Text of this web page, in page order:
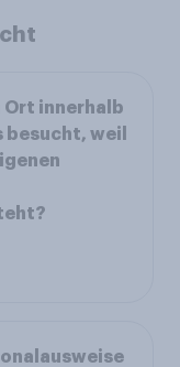
Ort innerhalb
weil